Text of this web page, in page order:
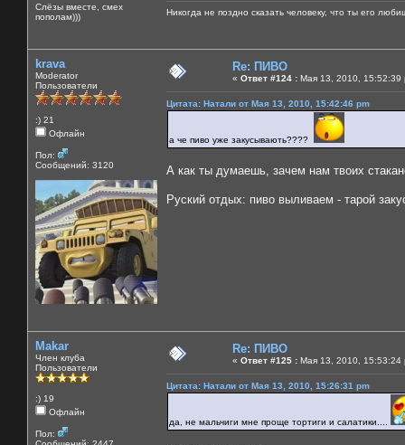
Слёзы вместе, смех
пополам)))
Никогда не поздно сказать человеку, что ты его
krava
Moderator
Пользователи
:) 21
Офлайн
Пол:
Сообщений: 3120
Re: ПИВО
« Ответ #124 : Мая 13, 2010, 15:52:39
Цитата: Натали от Мая 13, 2010, 15:42:46 pm
а че пиво уже закусывають????
А как ты думаешь, зачем нам твоих
Руский отдых: пиво выливаем - тарой
Makar
Член клуба
Пользователи
:) 19
Офлайн
Пол:
Re: ПИВО
« Ответ #125 : Мая 13, 2010, 15:53:24
Цитата: Натали от Мая 13, 2010, 15:26:31 pm
да, не мальчиги мне проще тортиги и салатики....